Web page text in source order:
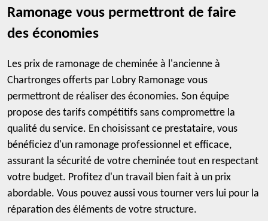
Ramonage vous permettront de faire
des économies
Les prix de ramonage de cheminée à l'ancienne à
Chartronges offerts par Lobry Ramonage vous
permettront de réaliser des économies. Son équipe
propose des tarifs compétitifs sans compromettre la
qualité du service. En choisissant ce prestataire, vous
bénéficiez d'un ramonage professionnel et efficace,
assurant la sécurité de votre cheminée tout en respectant
votre budget. Profitez d'un travail bien fait à un prix
abordable. Vous pouvez aussi vous tourner vers lui pour la
réparation des éléments de votre structure.